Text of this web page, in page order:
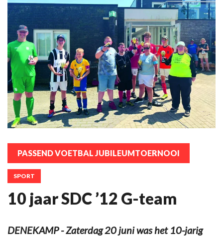
PASSEND VOETBAL JUBILEUMTOERNOOI
SPORT
10 jaar SDC ’12 G-team
DENEKAMP - Zaterdag 20 juni was het 10-jarig